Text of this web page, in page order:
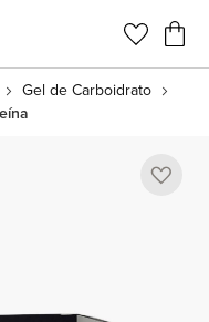
Meu
Gel de Carboidrato